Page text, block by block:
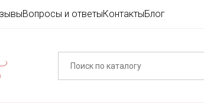
Вопросы и ответыКонтактыБлог